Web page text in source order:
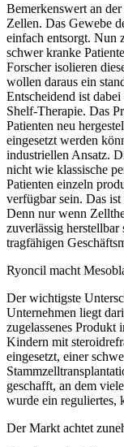
Bemerkenswert an
Zellen. Das Gewebe
einfach entsorgt. Nun
schwer kranke
Forscher isolieren
wollen daraus ein
Entscheidend ist
Shelf-Therapie. Das
Patienten neu
eingesetzt werden
industriellen Ansatz.
nicht wie klassische
Patienten einzeln
verfügbar sein. Das
Denn nur wenn
zuverlässig
tragfähigen
Ryoncil macht
Der wichtigste
Unternehmen liegt
zugelassenes
Kindern mit
eingesetzt, einer
geschafft, an dem
wurde ein reguliertes,
Der Markt achtet